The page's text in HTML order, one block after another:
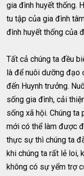
gia đình huyết thống.
tu tập của gia đình
đình huyết thống của
Tất cả chúng ta đều
là để nuôi dưỡng đạo
đến Huynh trưởng.
sống gia đình, cải
sống xã hội. Chúng
mới có thể làm được
thực sự thì chúng ta
khi chúng ta rất lẻ loi,
không có sự yểm trợ